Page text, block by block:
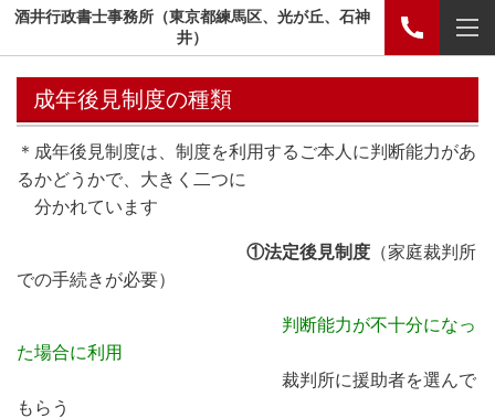
酒井行政書士事務所（東京都練馬区、光が丘、石神
井）
成年後見制度の種類
＊成年後見制度は、制度を利用するご本人に判断能力があ
るかどうかで、大きく二つに
分かれています
①法定後見制度 （家庭裁判所
での手続きが必要）
判断能力が不十分になっ
た場合に利用
裁判所に援助者を選んで
もらう